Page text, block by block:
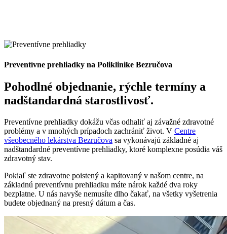
Preventívne prehliadky na Poliklinike Bezručova
Pohodlné objednanie, rýchle termíny a
nadštandardná starostlivosť.
Preventívne prehliadky dokážu včas odhaliť aj závažné zdravotné
problémy a v mnohých prípadoch zachrániť život. V Centre
všeobecného lekárstva Bezručova sa vykonávajú základné aj
nadštandardné preventívne prehliadky, ktoré komplexne posúdia váš
zdravotný stav.
Pokiaľ ste zdravotne poistený a kapitovaný v našom centre, na
základnú preventívnu prehliadku máte nárok každé dva roky
bezplatne. U nás navyše nemusíte dlho čakať, na všetky vyšetrenia
budete objednaný na presný dátum a čas.